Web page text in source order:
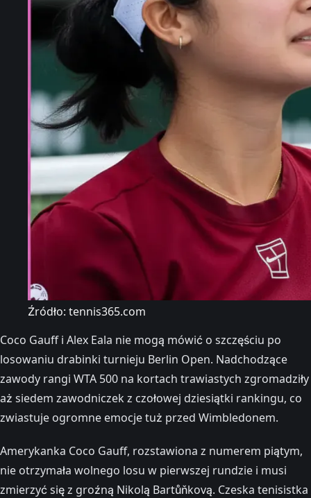
Źródło: tennis365.com
Coco Gauff i Alex Eala nie mogą mówić o szczęściu po
losowaniu drabinki turnieju Berlin Open. Nadchodzące
zawody rangi WTA 500 na kortach trawiastych zgromadziły
aż siedem zawodniczek z czołowej dziesiątki rankingu, co
zwiastuje ogromne emocje tuż przed Wimbledonem.
Amerykanka Coco Gauff, rozstawiona z numerem piątym,
nie otrzymała wolnego losu w pierwszej rundzie i musi
zmierzyć się z groźną Nikolą Bartůňkovą. Czeska tenisistka